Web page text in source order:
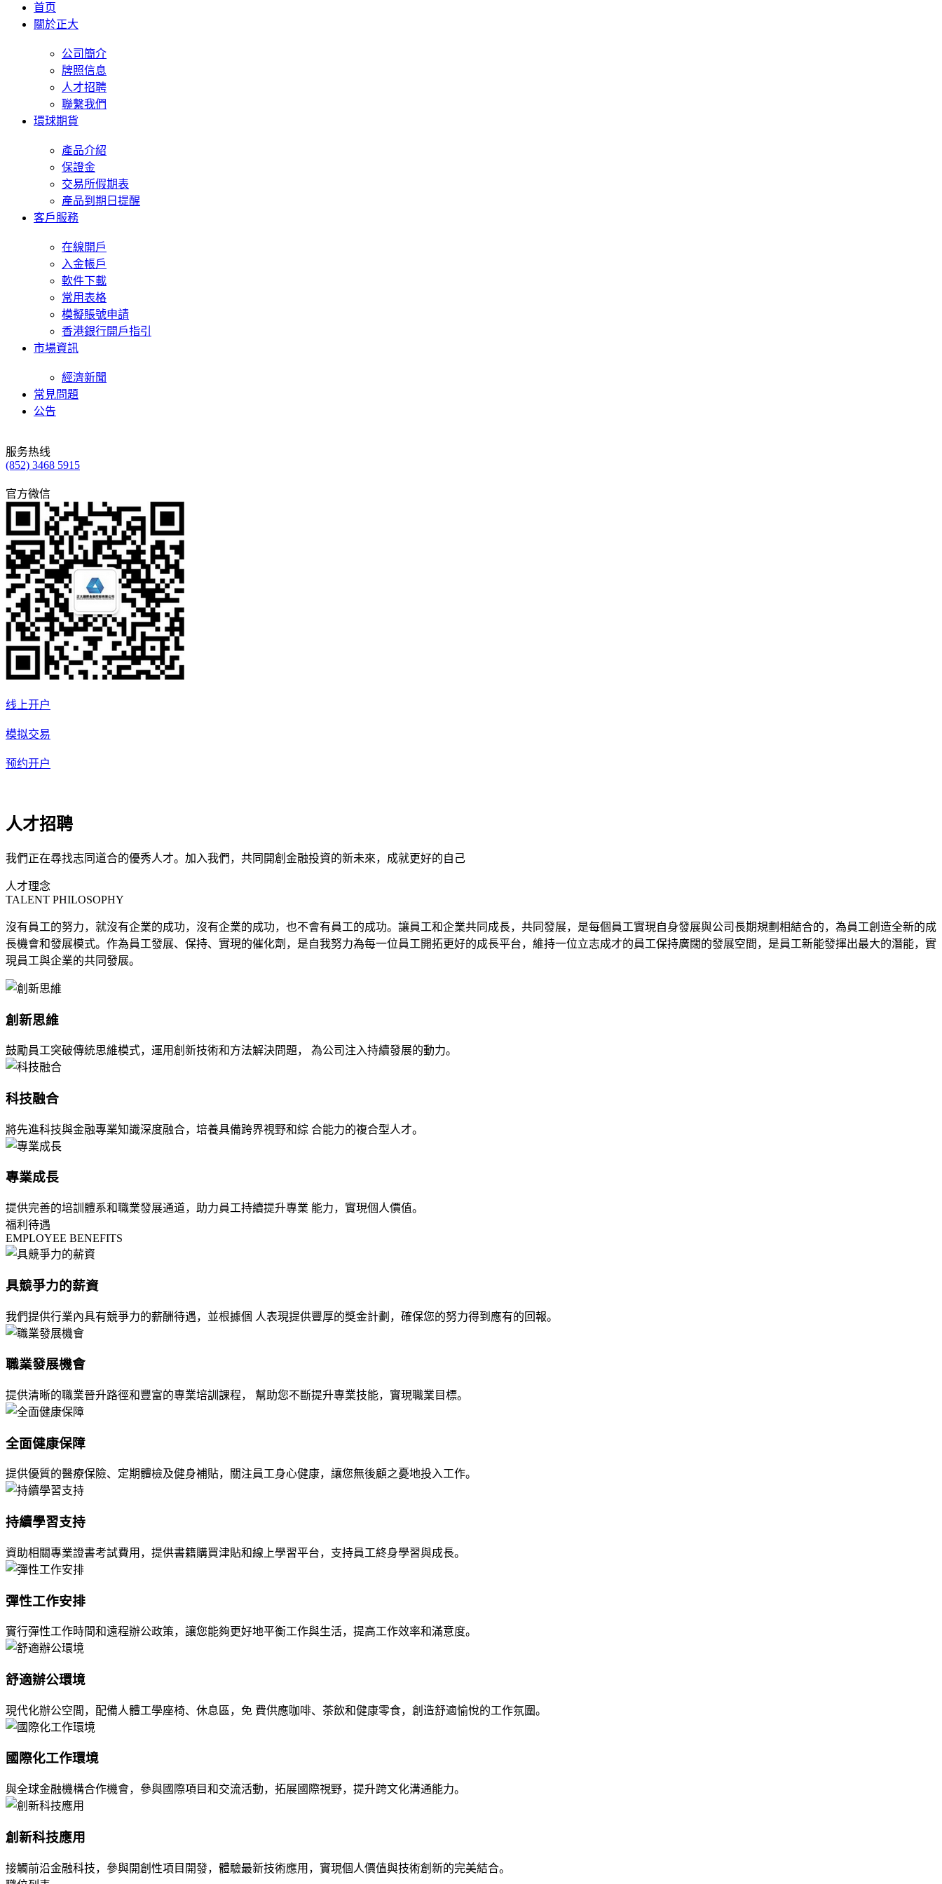
首页
關於正大
公司簡介
牌照信息
人才招聘
聯繫我們
環球期貨
產品介紹
保證金
交易所假期表
產品到期日提醒
客戶服務
在線開戶
入金帳戶
軟件下載
常用表格
模擬賬號申請
香港銀行開戶指引
市場資訊
經濟新聞
常見問題
公告
服务热线
(852) 3468 5915
官方微信
线上开户
模拟交易
预约开户
人才招聘
我們正在尋找志同道合的優秀人才。加入我們，共同開創金融投資的新未來，成就更好的自己
人才理念
TALENT PHILOSOPHY
沒有員工的努力，就沒有企業的成功，沒有企業的成功，也不會有員工的成功。讓員工和企業共同成長，共同發展，是每個員工實現自身發展與公司長期規劃相結合的，為員工創造全新的成
長機會和發展模式。作為員工發展、保持、實現的催化劑，是自我努力為每一位員工開拓更好的成長平台，維持一位立志成才的員工保持廣闊的發展空間，是員工新能發揮出最大的潛能，實
現員工與企業的共同發展。
創新思維
鼓勵員工突破傳統思維模式，運用創新技術和方法解決問題， 為公司注入持續發展的動力。
科技融合
將先進科技與金融專業知識深度融合，培養具備跨界視野和綜 合能力的複合型人才。
專業成長
提供完善的培訓體系和職業發展通道，助力員工持續提升專業 能力，實現個人價值。
福利待遇
EMPLOYEE BENEFITS
具競爭力的薪資
我們提供行業內具有競爭力的薪酬待遇，並根據個 人表現提供豐厚的獎金計劃，確保您的努力得到應有的回報。
職業發展機會
提供清晰的職業晉升路徑和豐富的專業培訓課程， 幫助您不斷提升專業技能，實現職業目標。
全面健康保障
提供優質的醫療保險、定期體檢及健身補貼，關注員工身心健康，讓您無後顧之憂地投入工作。
持續學習支持
資助相關專業證書考試費用，提供書籍購買津貼和線上學習平台，支持員工終身學習與成長。
彈性工作安排
實行彈性工作時間和遠程辦公政策，讓您能夠更好地平衡工作與生活，提高工作效率和滿意度。
舒適辦公環境
現代化辦公空間，配備人體工學座椅、休息區，免 費供應咖啡、茶飲和健康零食，創造舒適愉悅的工作氛圍。
國際化工作環境
與全球金融機構合作機會，參與國際項目和交流活動，拓展國際視野，提升跨文化溝通能力。
創新科技應用
接觸前沿金融科技，參與開創性項目開發，體驗最新技術應用，實現個人價值與技術創新的完美結合。